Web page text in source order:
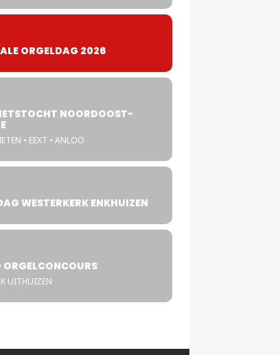
ORGELDAG 2026
NOORDOOST-
• EEXT • ANLOO
WESTERKERK ENKHUIZEN
ORGELCONCOURS
UITHUIZEN